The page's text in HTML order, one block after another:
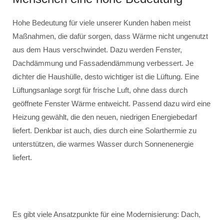
Hohe Bedeutung für viele unserer Kunden haben meist
Maßnahmen, die dafür sorgen, dass Wärme nicht ungenutzt
aus dem Haus verschwindet. Dazu werden Fenster,
Dachdämmung und Fassadendämmung verbessert. Je
dichter die Haushülle, desto wichtiger ist die Lüftung. Eine
Lüftungsanlage sorgt für frische Luft, ohne dass durch
geöffnete Fenster Wärme entweicht. Passend dazu wird eine
Heizung gewählt, die den neuen, niedrigen Energiebedarf
liefert. Denkbar ist auch, dies durch eine Solarthermie zu
unterstützen, die warmes Wasser durch Sonnenenergie
liefert.
Es gibt viele Ansatzpunkte für eine Modernisierung: Dach,